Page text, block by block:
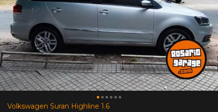
Volkswagen Suran Highline 1.6